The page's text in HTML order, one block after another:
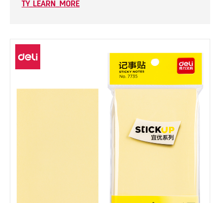
TY_LEARN_MORE